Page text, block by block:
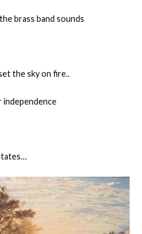
brass band sounds
the sky on fire..
independence